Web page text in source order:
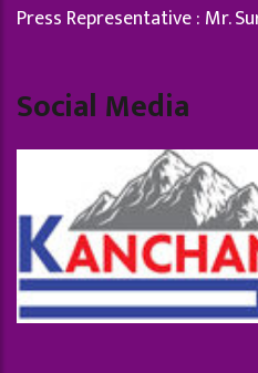
Press Representative : Mr.
Social Media